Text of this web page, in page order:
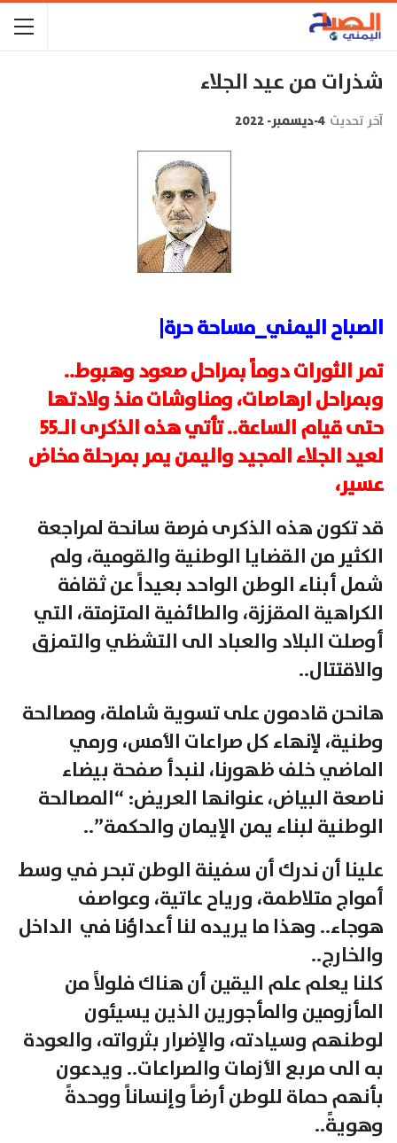
شذرات من عيد الجلاء
آخر تحديث 4-ديسمبر- 2022
الصباح اليمني_مساحة حرة|
تمر الثورات دوماً بمراحل صعود وهبوط..
وبمراحل ارهاصات، ومناوشات منذ ولادتها
حتى قيام الساعة.. تأتي هذه الذكرى الـ55
لعيد الجلاء المجيد واليمن يمر بمرحلة مخاض
عسير،
قد تكون هذه الذكرى فرصة سانحة لمراجعة
الكثير من القضايا الوطنية والقومية، ولم
شمل أبناء الوطن الواحد بعيداً عن ثقافة
الكراهية المقززة، والطائفية المتزمتة، التي
أوصلت البلاد والعباد الى التشظي والتمزق
والاقتتال..
هانحن قادمون على تسوية شاملة، ومصالحة
وطنية، لإنهاء كل صراعات الأمس، ورمي
الماضي خلف ظهورنا، لنبدأ صفحة بيضاء
ناصعة البياض، عنوانها العريض: “المصالحة
الوطنية لبناء يمن الإيمان والحكمة”..
علينا أن ندرك أن سفينة الوطن تبحر في وسط
أمواج متلاطمة، ورياح عاتية، وعواصف
هوجاء.. وهذا ما يريده لنا أعداؤنا في الداخل
والخارج..
كلنا يعلم علم اليقين أن هناك فلولاً من
المأزومين والمأجورين الذين يسيئون
لوطنهم وسيادته، والإضرار بثرواته، والعودة
به الى مربع الأزمات والصراعات.. ويدعون
بأنهم حماة للوطن أرضاً وإنساناً ووحدةً
وهويةً..